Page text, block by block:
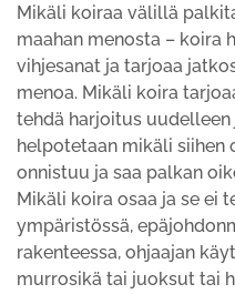
Mikäli koiraa välillä
maahan menosta – koira
vihjesanat ja tarjoaa
menoa. Mikäli koira
tehdä harjoitus
helpotetaan mikäli siihen
onnistuu ja saa palkan
Mikäli koira osaa ja se ei
ympäristössä,
rakenteessa, ohjaajan
murrosikä tai juoksut tai